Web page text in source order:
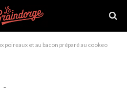
poireaux et au bacon préparé au cookeo